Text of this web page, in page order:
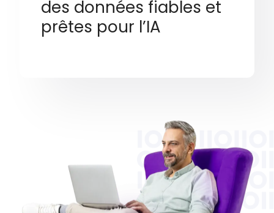
des données fiables et
prêtes pour l’IA